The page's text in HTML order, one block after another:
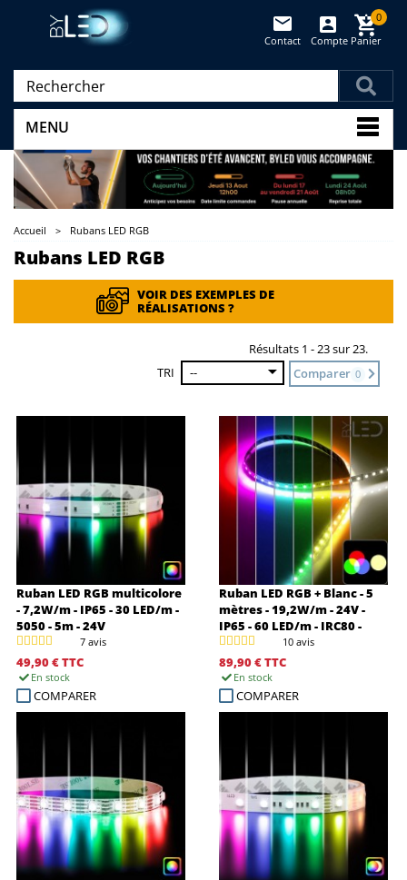
Panier
0
Compte
Contact
MENU
Accueil > Rubans LED RGB
Rubans LED RGB
VOIR DES EXEMPLES DE
RÉALISATIONS ?
Résultats 1 - 23 sur 23.
TRI
-- Comparer 0
Ruban LED RGB multicolore
- 7,2W/m - IP65 - 30 LED/m -
5050 - 5m - 24V
7 avis
49,90 €TTC
En stock
COMPARER
Ruban LED RGB + Blanc - 5
mètres - 19,2W/m - 24V -
IP65 - 60 LED/m - IRC80 -
Coupe 10cm - 5050
10 avis
89,90 €TTC
En stock
COMPARER